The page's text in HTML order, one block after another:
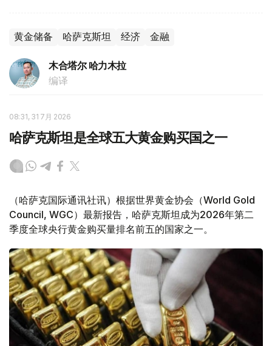
黄金储备 哈萨克斯坦 经济 金融
木合塔尔 哈力木拉
编译
08:31, 31 7月 2026
哈萨克斯坦是全球五大黄金购买国之一
（哈萨克国际通讯社讯）根据世界黄金协会（World Gold
Council, WGC）最新报告，哈萨克斯坦成为2026年第二
季度全球央行黄金购买量排名前五的国家之一。